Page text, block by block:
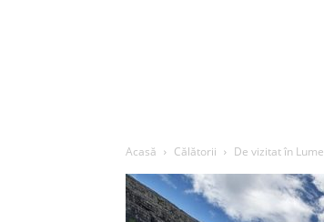
Acasă Călătorii De vizitat în Lume